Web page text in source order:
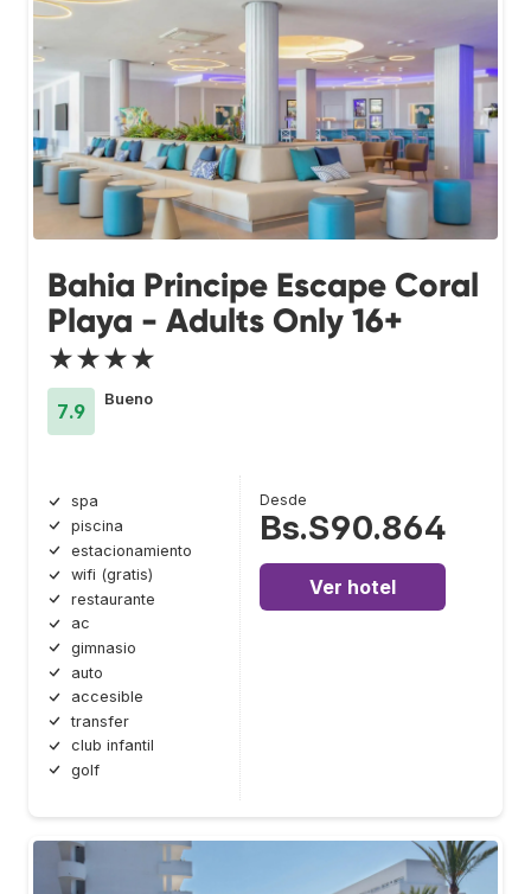
Bahia Principe Escape Coral
Playa - Adults Only 16+
★★★★
7.9
Bueno
spa
piscina
estacionamiento
wifi (gratis)
restaurante
ac
gimnasio
auto
accesible
transfer
club infantil
golf
Desde
Bs.S90.864
Ver hotel